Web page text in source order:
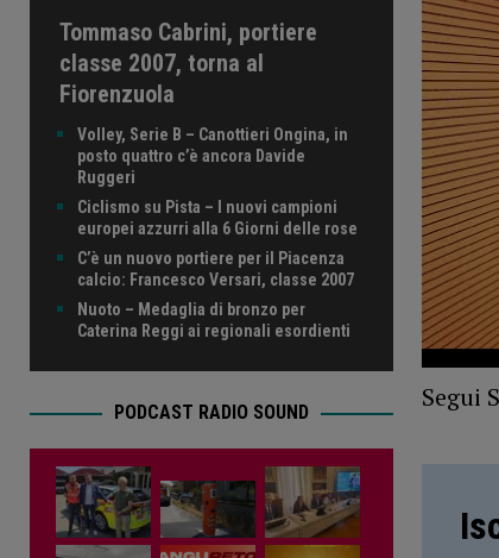
Segui
Tommaso Cabrini, portiere
classe 2007, torna al
Fiorenzuola
Volley, Serie B – Canottieri Ongina, in
posto quattro c’è ancora Davide
Ruggeri
Ciclismo su Pista – I nuovi campioni
europei azzurri alla 6 Giorni delle rose
C’è un nuovo portiere per il Piacenza
calcio: Francesco Versari, classe 2007
Nuoto – Medaglia di bronzo per
Caterina Reggi ai regionali esordienti
PODCAST RADIO SOUND